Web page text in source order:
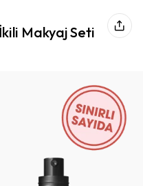
Makyaj Seti